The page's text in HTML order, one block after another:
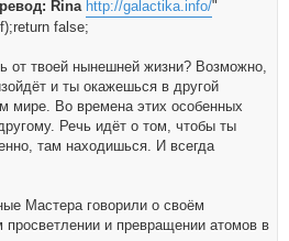
Rina http://galactika.info/"
false;
от твоей нынешней жизни? Возможно,
и ты окажешься в другой
мире. Во времена этих особенных
Речь идёт о том, чтобы ты
там находишься. И всегда
Мастера говорили о своём
просветлении и превращении атомов в